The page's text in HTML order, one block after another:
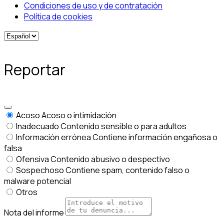
Condiciones de uso y de contratación
Política de cookies
Reportar
AcosoAcoso o intimidación
InadecuadoContenido sensible o para adultos
Información erróneaContiene información engañosa o
falsa
OfensivaContenido abusivo o despectivo
SospechosoContiene spam, contenido falso o
malware potencial
Otros
Nota del informe